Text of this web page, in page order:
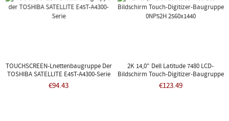
TOUCHSCREEN-Lnettenbaugruppe Der
TOSHIBA SATELLITE E45T-A4300-Serie
€94.43
2K 14,0" Dell Latitude 7480 LCD-
Bildschirm Touch-Digitizer-Baugruppe
0NP52H 2560x1440
€123.49